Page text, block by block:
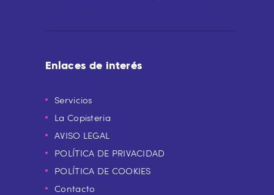
Enlaces de interés
Servicios
La Copisteria
AVISO LEGAL
POLÍTICA DE PRIVACIDAD
POLÍTICA DE COOKIES
Contacto